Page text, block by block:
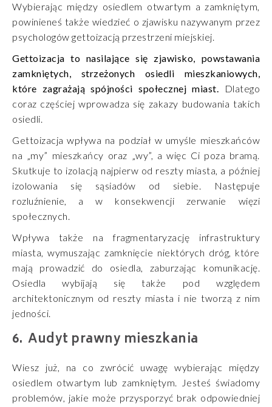
Wybierając między osiedlem otwartym a zamkniętym,
powinieneś także wiedzieć o zjawisku nazywanym przez
psychologów gettoizacją przestrzeni miejskiej.
Gettoizacja to nasilające się zjawisko, powstawania
zamkniętych, strzeżonych osiedli mieszkaniowych,
które zagrażają spójności społecznej miast. Dlatego
coraz częściej wprowadza się zakazy budowania takich
osiedli.
Gettoizacja wpływa na podział w umyśle mieszkańców
na „my” mieszkańcy oraz „wy”, a więc Ci poza bramą.
Skutkuje to izolacją najpierw od reszty miasta, a później
izolowania się sąsiadów od siebie. Następuje
rozluźnienie, a w konsekwencji zerwanie więzi
społecznych.
Wpływa także na fragmentaryzację infrastruktury
miasta, wymuszając zamknięcie niektórych dróg, które
mają prowadzić do osiedla, zaburzając komunikację.
Osiedla wybijają się także pod względem
architektonicznym od reszty miasta i nie tworzą z nim
jedności.
Audyt prawny mieszkania
Wiesz już, na co zwrócić uwagę wybierając między
osiedlem otwartym lub zamkniętym. Jesteś świadomy
problemów, jakie może przysporzyć brak odpowiedniej